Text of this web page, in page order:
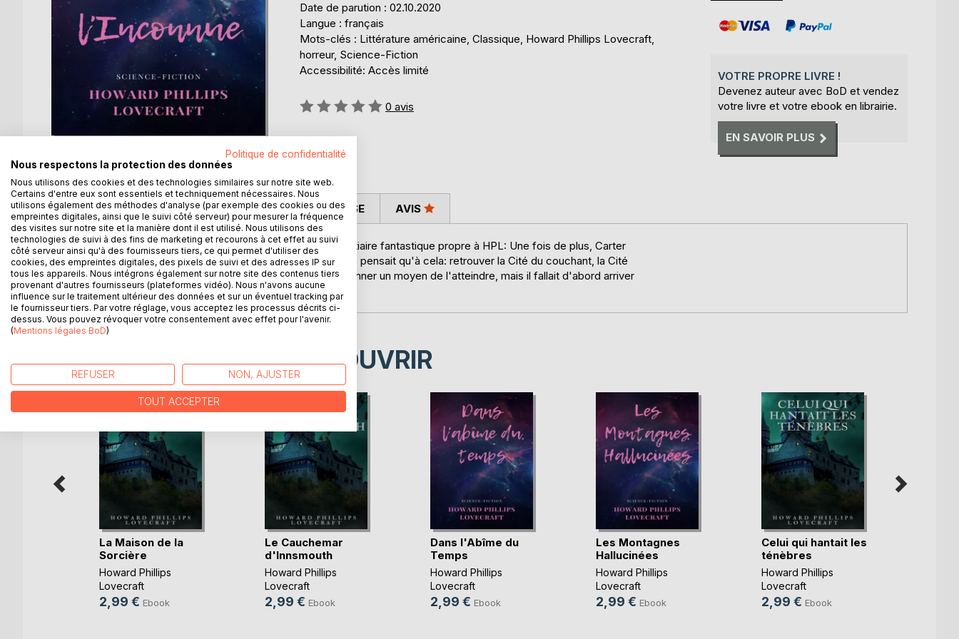
Date de parution : 02.10.2020
Langue : français
Mots-clés : Littérature américaine, Classique, Howard Phillips Lovecraft,
horreur, Science-Fiction
Accessibilité: Accès limité
Évaluation:
0 avis
VOTRE PROPRE LIVRE !
Devenez auteur avec BoD et vendez
votre livre et votre ebook en librairie.
EN SAVOIR PLUS
DESCRIPTION
Un voyage dans les rêves, peuplé de monstres et du bestiaire fantastique propre à HPL: Une fois de plus, Carter
s'approcha de la balustrade... Maintenant, jour et nuit, il ne pensait qu'à cela: retrouver la Cité du couchant, la Cité
des Dieux anciens. Seule Kadath l'inconnue pourrait lui donner un moyen de l'atteindre, mais il fallait d'abord arriver
jusqu'au désert glacé...
AUTEUR(S) CRITIQUES PRESSE AVIS
D’AUTRES TITRES À DÉCOUVRIR
La Maison de la
Sorcière
Howard Phillips
Lovecraft
2,99 € Ebook
Le Cauchemar
d'Innsmouth
Howard Phillips
Lovecraft
2,99 € Ebook
Dans l'Abîme du
Temps
Howard Phillips
Lovecraft
2,99 € Ebook
Les Montagnes
Hallucinées
Howard Phillips
Lovecraft
2,99 € Ebook
Celui qui hantait les
ténèbres
Howard Phillips
Lovecraft
2,99 € Ebook
Politique de confidentialité
Nous respectons la protection des données
Nous utilisons des cookies et des technologies similaires sur notre site web.
Certains d'entre eux sont essentiels et techniquement nécessaires. Nous
utilisons également des méthodes d'analyse (par exemple des cookies ou des
empreintes digitales, ainsi que le suivi côté serveur) pour mesurer la fréquence
des visites sur notre site et la manière dont il est utilisé. Nous utilisons des
technologies de suivi à des fins de marketing et recourons à cet effet au suivi
côté serveur ainsi qu'à des fournisseurs tiers, ce qui permet d'utiliser des
cookies, des empreintes digitales, des pixels de suivi et des adresses IP sur
tous les appareils. Nous intégrons également sur notre site des contenus tiers
provenant d'autres fournisseurs (plateformes vidéo). Nous n'avons aucune
influence sur le traitement ultérieur des données et sur un éventuel tracking par
le fournisseur tiers. Par votre réglage, vous acceptez les processus décrits ci-
dessus. Vous pouvez révoquer votre consentement avec effet pour l'avenir.
(Mentions légales BoD)
REFUSER NON, AJUSTER
TOUT ACCEPTER